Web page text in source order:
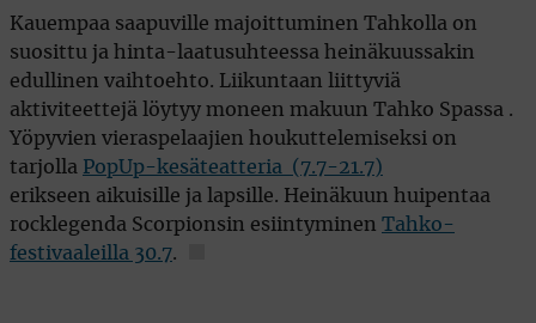
Kauempaa saapuville majoittuminen Tahkolla on
suosittu ja hinta-laatusuhteessa heinäkuussakin
edullinen vaihtoehto. Liikuntaan liittyviä
aktiviteettejä löytyy moneen makuun Tahko Spassa .
Yöpyvien vieraspelaajien houkuttelemiseksi on
tarjolla PopUp-kesäteatteria (7.7-21.7)
erikseen aikuisille ja lapsille. Heinäkuun huipentaa
rocklegenda Scorpionsin esiintyminen Tahko-
festivaaleilla 30.7.